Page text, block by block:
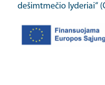
dešimtmečio lyderiai“